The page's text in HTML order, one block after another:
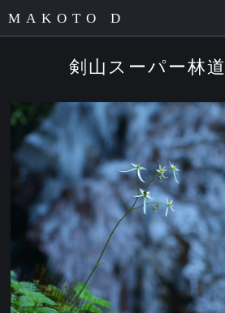
MAKOTO D
剣山スーパー林道